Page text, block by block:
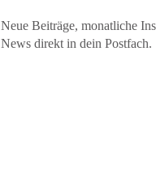
Neue Beiträge, monatliche
News direkt in dein Postfach.